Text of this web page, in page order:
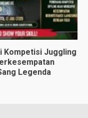
Kompetisi Juggling
Legenda